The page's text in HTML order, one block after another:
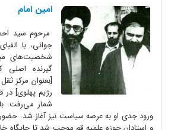
امین امام
مرحوم سید احمد خمینی از
جوانی، با الفبای فعالیت های
شخصیت‌های مبارز آشنا شد؛ و
گیرنده اصلی کانون مبارزه بیت
[بعنوان مرکز ثقل فعالیت‌های
رژیم پهلوی] در قم در دوران تبعید
شمار می‌رفت. با ورود به سلک
عرصه سیاست نیز آغاز شد. حضور در حلقه درس پدر،